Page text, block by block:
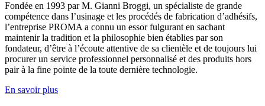
Fondée en 1993 par M. Gianni Broggi, un spécialiste de grande
compétence dans l’usinage et les procédés de fabrication d’adhésifs,
l’entreprise PROMA a connu un essor fulgurant en sachant
maintenir la tradition et la philosophie bien établies par son
fondateur, d’être à l’écoute attentive de sa clientèle et de toujours lui
procurer un service professionnel personnalisé et des produits hors
pair à la fine pointe de la toute dernière technologie.
En savoir plus